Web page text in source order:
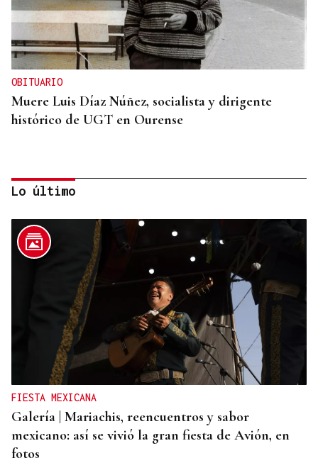
OBITUARIO
Muere Luis Díaz Núñez, socialista y dirigente
histórico de UGT en Ourense
Un herido en la colisión entre dos coches en la
entrada a las termas de Outariz
Lo último
FIESTA MEXICANA
Galería | Mariachis, reencuentros y sabor
mexicano: así se vivió la gran fiesta de Avión, en
fotos